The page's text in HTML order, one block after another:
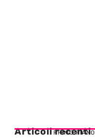
Articoli recenti
PRIMO PIANO